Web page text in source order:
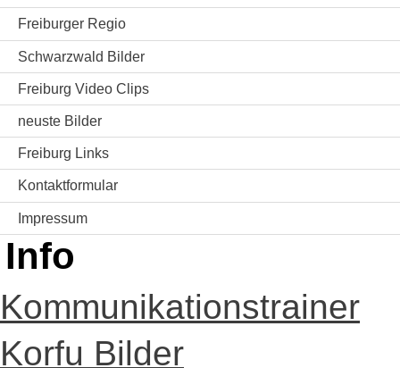
Freiburger Regio
Schwarzwald Bilder
Freiburg Video Clips
neuste Bilder
Freiburg Links
Kontaktformular
Impressum
Info
Kommunikationstrainer
Korfu Bilder